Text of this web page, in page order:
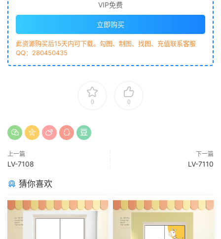
VIP免费
立即购买
此资源购买后15天内可下载。勾图、制图、找图、充值联系客服
QQ：280450435
0 0
上一篇
LV-7108
下一篇
LV-7110
猜你喜欢